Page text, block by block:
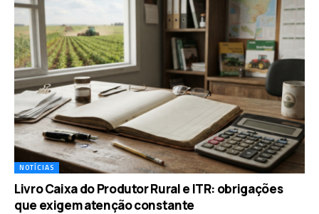
NOTÍCIAS
Livro Caixa do Produtor Rural e ITR: obrigações
que exigem atenção constante